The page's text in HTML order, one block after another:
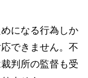
になる行為しか
できません。不
判所の監督も受